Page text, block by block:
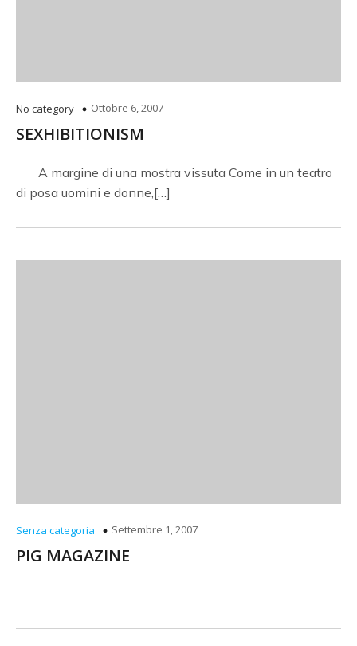
No category Ottobre 6, 2007
SEXHIBITIONISM
A margine di una mostra vissuta Come in un teatro
di posa uomini e donne,[…]
Senza categoria Settembre 1, 2007
PIG MAGAZINE